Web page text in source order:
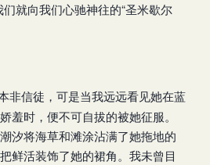
就向我们心驰神往的“圣米歇尔
非信徒，可是当我远远看见她在蓝
羞时，便不可自拔的被她征服。
汐将海草和滩涂沾满了她拖地的
鲜活装饰了她的裙角。我未曾目